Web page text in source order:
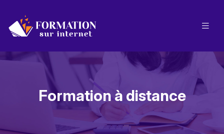
Formation à distance